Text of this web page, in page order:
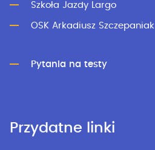
Szkoła Jazdy Largo
OSK Arkadiusz Szczepaniak
Pytania na testy
Przydatne linki